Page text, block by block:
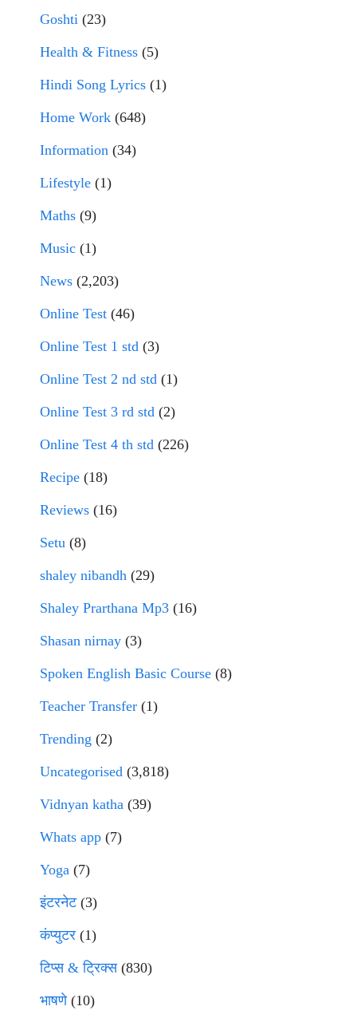
Goshti (23)
Health & Fitness (5)
Hindi Song Lyrics (1)
Home Work (648)
Information (34)
Lifestyle (1)
Maths (9)
Music (1)
News (2,203)
Online Test (46)
Online Test 1 std (3)
Online Test 2 nd std (1)
Online Test 3 rd std (2)
Online Test 4 th std (226)
Recipe (18)
Reviews (16)
Setu (8)
shaley nibandh (29)
Shaley Prarthana Mp3 (16)
Shasan nirnay (3)
Spoken English Basic Course (8)
Teacher Transfer (1)
Trending (2)
Uncategorised (3,818)
Vidnyan katha (39)
Whats app (7)
Yoga (7)
इंटरनेट(3)
कंप्युटर (1)
टिप्स & ट्रिक्स(830)
भाषणे(10)